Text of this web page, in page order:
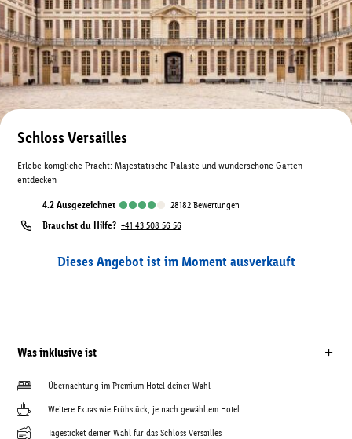
Schloss Versailles
Erlebe königliche Pracht: Majestätische Paläste und wunderschöne Gärten
entdecken
4.2 ausgezeichnet 28182 Bewertungen
Brauchst du Hilfe? +41 43 508 56 56
Dieses Angebot ist im Moment ausverkauft
Was inklusive ist
Übernachtung im Premium Hotel deiner Wahl
Weitere Extras wie Frühstück, je nach gewähltem Hotel
Tagesticket deiner Wahl für das Schloss Versailles